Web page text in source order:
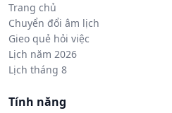
Trang chủ
Chuyển đổi âm lịch
Gieo quẻ hỏi việc
Lịch năm 2026
Lịch tháng 8
Tính năng